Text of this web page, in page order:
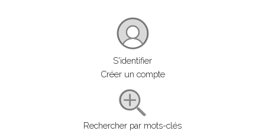
S'identifier
Créer un compte
Rechercher par mots-clés